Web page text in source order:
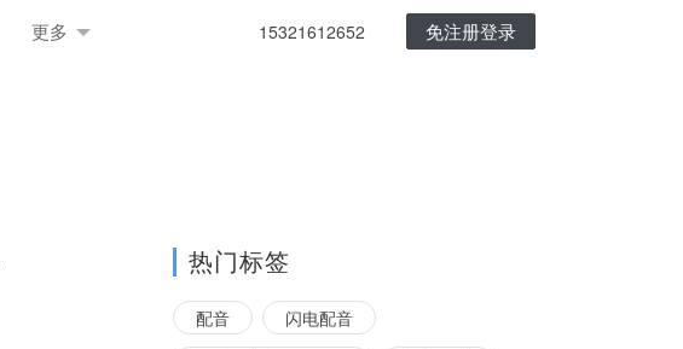
更多 15321612652 免注册登录
热门标签
配音
闪电配音